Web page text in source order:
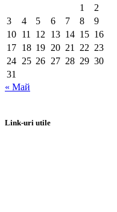
1
2
3
4 5 6 7 8
9
10 11 12 13 14 15 16
17 18 19 20 21 22 23
24 25 26 27 28 29 30
31
« Май
Link-uri utile